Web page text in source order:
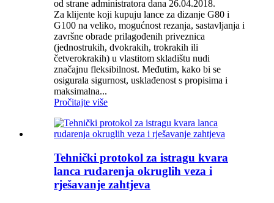
od strane administratora dana 26.04.2018.
Za klijente koji kupuju lance za dizanje G80 i
G100 na veliko, mogućnost rezanja, sastavljanja i
završne obrade prilagođenih priveznica
(jednostrukih, dvokrakih, trokrakih ili
četverokrakih) u vlastitom skladištu nudi
značajnu fleksibilnost. Međutim, kako bi se
osigurala sigurnost, usklađenost s propisima i
maksimalna...
Pročitajte više
Tehnički protokol za istragu kvara
lanca rudarenja okruglih veza i
rješavanje zahtjeva